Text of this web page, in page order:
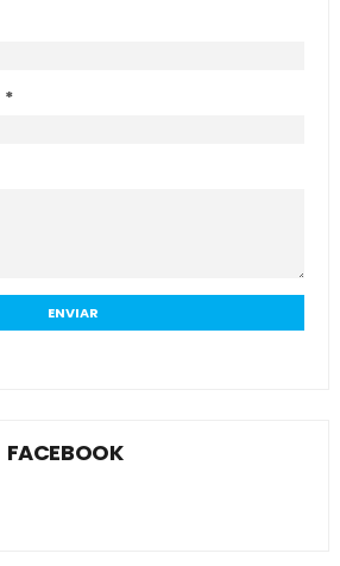
*
FACEBOOK